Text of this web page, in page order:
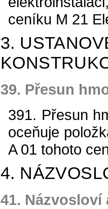
ceníku M 21
3.
39. Přesun
391. Přesun
oceňuje
A 01 tohoto
4.
41. Názvosloví